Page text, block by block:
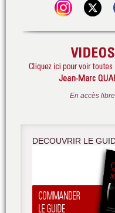
En accès libre
DECOUVRIR LE